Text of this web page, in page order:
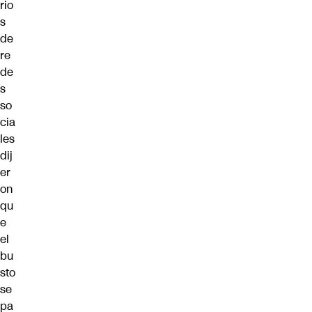
rio
s
de
re
de
s
so
cia
les
dij
er
on
qu
e
el
bu
sto
se
pa